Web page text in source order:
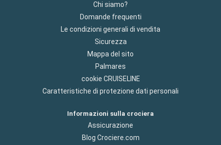
Chi siamo?
Domande frequenti
Le condizioni generali di vendita
Sicurezza
Mappa del sito
Palmares
cookie CRUISELINE
Caratteristiche di protezione dati personali
Informazioni sulla crociera
Assicurazione
Blog Crociere.com